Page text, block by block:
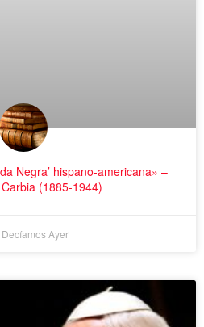
Negra’ hispano-americana» –
(1885-1944)
Ayer